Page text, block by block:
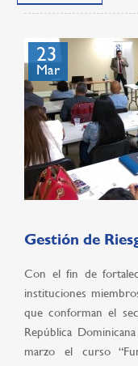
23
Mar
Gestión de
Con el fin de
instituciones
que conforman el
República
marzo el curso